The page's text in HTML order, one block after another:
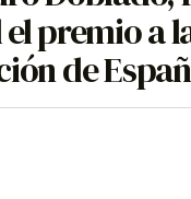
premio a
de